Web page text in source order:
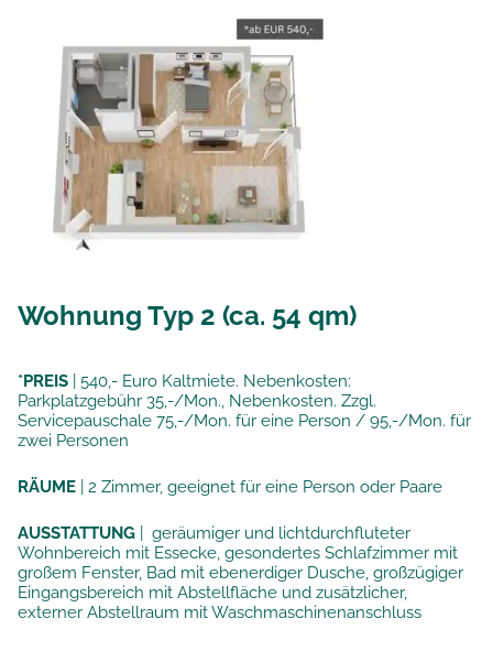
Wohnung Typ 2 (ca. 54 qm)
*PREIS | 540,- Euro Kaltmiete. Nebenkosten:
Parkplatzgebühr 35,-/Mon., Nebenkosten. Zzgl.
Servicepauschale 75,-/Mon. für eine Person / 95,-/Mon. für
zwei Personen
RÄUME | 2 Zimmer, geeignet für eine Person oder Paare
AUSSTATTUNG | geräumiger und lichtdurchfluteter
Wohnbereich mit Essecke, gesondertes Schlafzimmer mit
großem Fenster, Bad mit ebenerdiger Dusche, großzügiger
Eingangsbereich mit Abstellfläche und zusätzlicher,
externer Abstellraum mit Waschmaschinenanschluss